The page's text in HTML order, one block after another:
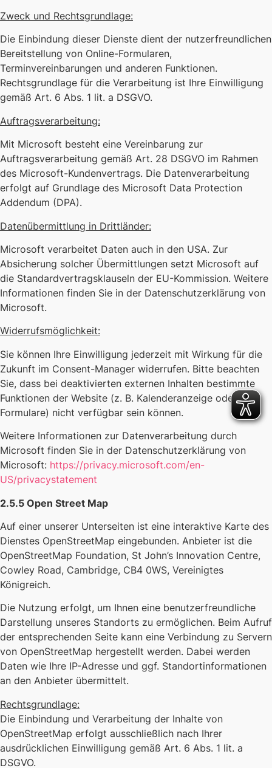
Zweck und Rechtsgrundlage:
Die Einbindung dieser Dienste dient der nutzerfreundlichen
Bereitstellung von Online-Formularen,
Terminvereinbarungen und anderen Funktionen.
Rechtsgrundlage für die Verarbeitung ist Ihre Einwilligung
gemäß Art. 6 Abs. 1 lit. a DSGVO.
Auftragsverarbeitung:
Mit Microsoft besteht eine Vereinbarung zur
Auftragsverarbeitung gemäß Art. 28 DSGVO im Rahmen
des Microsoft-Kundenvertrags. Die Datenverarbeitung
erfolgt auf Grundlage des Microsoft Data Protection
Addendum (DPA).
Datenübermittlung in Drittländer:
Microsoft verarbeitet Daten auch in den USA. Zur
Absicherung solcher Übermittlungen setzt Microsoft auf
die Standardvertragsklauseln der EU-Kommission. Weitere
Informationen finden Sie in der Datenschutzerklärung von
Microsoft.
Widerrufsmöglichkeit:
Sie können Ihre Einwilligung jederzeit mit Wirkung für die
Zukunft im Consent-Manager widerrufen. Bitte beachten
Sie, dass bei deaktivierten externen Inhalten bestimmte
Funktionen der Website (z. B. Kalenderanzeige oder
Formulare) nicht verfügbar sein können.
Weitere Informationen zur Datenverarbeitung durch
Microsoft finden Sie in der Datenschutzerklärung von
Microsoft: https://privacy.microsoft.com/en-
US/privacystatement
2.5.5 Open Street Map
Auf einer unserer Unterseiten ist eine interaktive Karte des
Dienstes OpenStreetMap eingebunden. Anbieter ist die
OpenStreetMap Foundation, St John’s Innovation Centre,
Cowley Road, Cambridge, CB4 0WS, Vereinigtes
Königreich.
Die Nutzung erfolgt, um Ihnen eine benutzerfreundliche
Darstellung unseres Standorts zu ermöglichen. Beim Aufruf
der entsprechenden Seite kann eine Verbindung zu Servern
von OpenStreetMap hergestellt werden. Dabei werden
Daten wie Ihre IP-Adresse und ggf. Standortinformationen
an den Anbieter übermittelt.
Rechtsgrundlage:
Die Einbindung und Verarbeitung der Inhalte von
OpenStreetMap erfolgt ausschließlich nach Ihrer
ausdrücklichen Einwilligung gemäß Art. 6 Abs. 1 lit. a
DSGVO.